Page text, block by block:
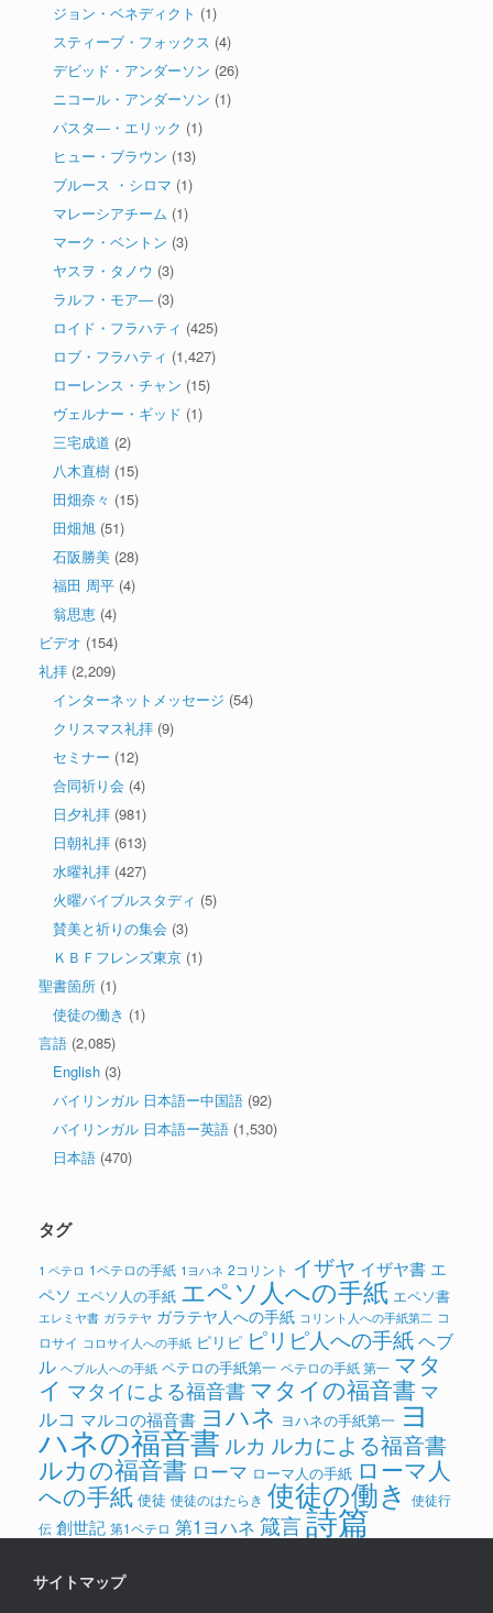
ジョン・ベネディクト (1)
スティーブ・フォックス (4)
デビッド・アンダーソン (26)
ニコール・アンダーソン (1)
パスタ―・エリック (1)
ヒュー・ブラウン (13)
ブルース ・シロマ (1)
マレーシアチーム (1)
マーク・ベントン (3)
ヤスヲ・タノウ (3)
ラルフ・モア― (3)
ロイド・フラハティ (425)
ロブ・フラハティ (1,427)
ローレンス・チャン (15)
ヴェルナー・ギッド (1)
三宅成道 (2)
八木直樹 (15)
田畑奈々 (15)
田畑旭 (51)
石阪勝美 (28)
福田 周平 (4)
翁思恵 (4)
ビデオ (154)
礼拝 (2,209)
インターネットメッセージ (54)
クリスマス礼拝 (9)
セミナー (12)
合同祈り会 (4)
日夕礼拝 (981)
日朝礼拝 (613)
水曜礼拝 (427)
火曜バイブルスタディ (5)
賛美と祈りの集会 (3)
ＫＢＦフレンズ東京 (1)
聖書箇所 (1)
使徒の働き (1)
言語 (2,085)
English (3)
バイリンガル 日本語ー中国語 (92)
バイリンガル 日本語ー英語 (1,530)
日本語 (470)
タグ
1 ペテロ 1ペテロの手紙 1ヨハネ 2コリント イザヤ イザヤ書 エ
ペソ エペソ人の手紙 エペソ人への手紙 エペソ書
エレミヤ書 ガラテヤ ガラテヤ人への手紙 コリント人への手紙第二 コ
ロサイ コロサイ人への手紙 ピリピ ピリピ人への手紙ヘブ
ル ヘブル人への手紙 ペテロの手紙第一 ペテロの手紙 第一 マタ
イ マタイによる福音書 マタイの福音書 マ
ルコ マルコの福音書 ヨハネ ヨハネの手紙第一 ヨ
ハネの福音書 ルカ ルカによる福音書
ルカの福音書 ローマ ローマ人の手紙 ローマ人
への手紙 使徒 使徒のはたらき 使徒の働き 使徒行
伝 創世記 第1ペテロ 第1ヨハネ 箴言詩篇
サイトマップ